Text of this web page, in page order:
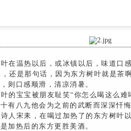
在温热以后，或冰镇以后，味道口
是那句话，因为东方树叶就是茶
则口感顺滑，清凉消暑。
的宝宝被朋友耻笑“你怎么喝这么
有八九他会为之前的武断而深深忏悔
人宋耒，在喝过加热了的东方树叶
加热后的东方更胜美酒。